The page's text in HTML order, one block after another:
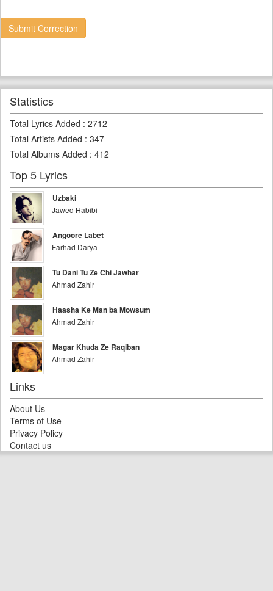
Submit Correction
Statistics
Total Lyrics Added : 2712
Total Artists Added : 347
Total Albums Added : 412
Top 5 Lyrics
Uzbaki
Jawed Habibi
Angoore Labet
Farhad Darya
Tu Dani Tu Ze Chi Jawhar
Ahmad Zahir
Haasha Ke Man ba Mowsum
Ahmad Zahir
Magar Khuda Ze Raqiban
Ahmad Zahir
Links
About Us
Terms of Use
Privacy Policy
Contact us